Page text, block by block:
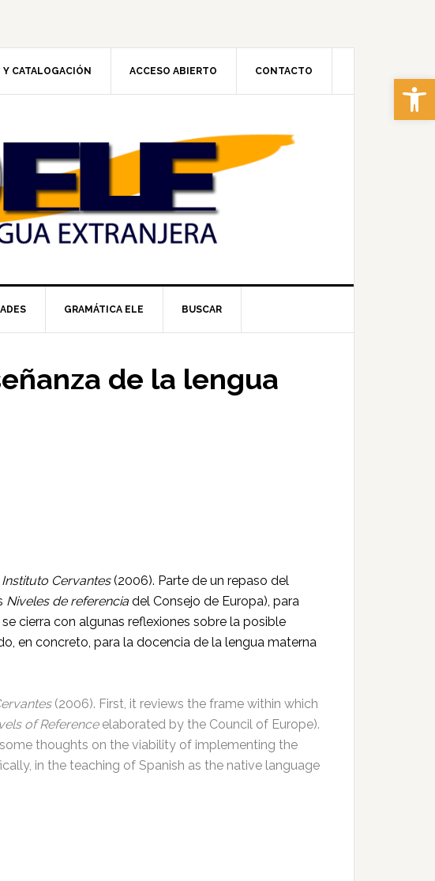
Abrir
Y CATALOGACIÓN ACCESO ABIERTO CONTACTO
GRAMÁTICA ELE BUSCAR
de la lengua
Cervantes(2006). Parte de un repaso del
Niveles de referencia del Consejo de Europa), para
cierra con algunas reflexiones sobre la posible
en concreto, para la docencia de la lengua materna
(2006). First, it reviews the frame within which
of Referenceelaborated by the Council of Europe).
thoughts on the viability of implementing the
in the teaching of Spanish as the native language